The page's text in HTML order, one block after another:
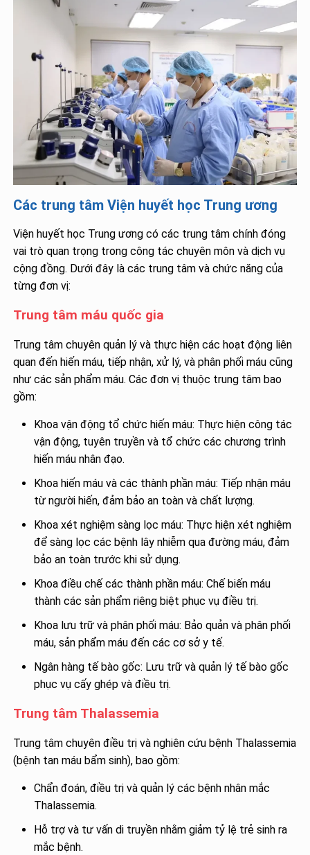
Các trung tâm Viện huyết học Trung ương
Viện huyết học Trung ương có các trung tâm chính đóng
vai trò quan trọng trong công tác chuyên môn và dịch vụ
cộng đồng. Dưới đây là các trung tâm và chức năng của
từng đơn vị:
Trung tâm máu quốc gia
Trung tâm chuyên quản lý và thực hiện các hoạt động liên
quan đến hiến máu, tiếp nhận, xử lý, và phân phối máu cũng
như các sản phẩm máu. Các đơn vị thuộc trung tâm bao
gồm:
Khoa vận động tổ chức hiến máu: Thực hiện công tác
vận động, tuyên truyền và tổ chức các chương trình
hiến máu nhân đạo.
Khoa hiến máu và các thành phần máu: Tiếp nhận máu
từ người hiến, đảm bảo an toàn và chất lượng.
Khoa xét nghiệm sàng lọc máu: Thực hiện xét nghiệm
để sàng lọc các bệnh lây nhiễm qua đường máu, đảm
bảo an toàn trước khi sử dụng.
Khoa điều chế các thành phần máu: Chế biến máu
thành các sản phẩm riêng biệt phục vụ điều trị.
Khoa lưu trữ và phân phối máu: Bảo quản và phân phối
máu, sản phẩm máu đến các cơ sở y tế.
Ngân hàng tế bào gốc: Lưu trữ và quản lý tế bào gốc
phục vụ cấy ghép và điều trị.
Trung tâm Thalassemia
Trung tâm chuyên điều trị và nghiên cứu bệnh Thalassemia
(bệnh tan máu bẩm sinh), bao gồm:
Chẩn đoán, điều trị và quản lý các bệnh nhân mắc
Thalassemia.
Hỗ trợ và tư vấn di truyền nhằm giảm tỷ lệ trẻ sinh ra
mắc bệnh.